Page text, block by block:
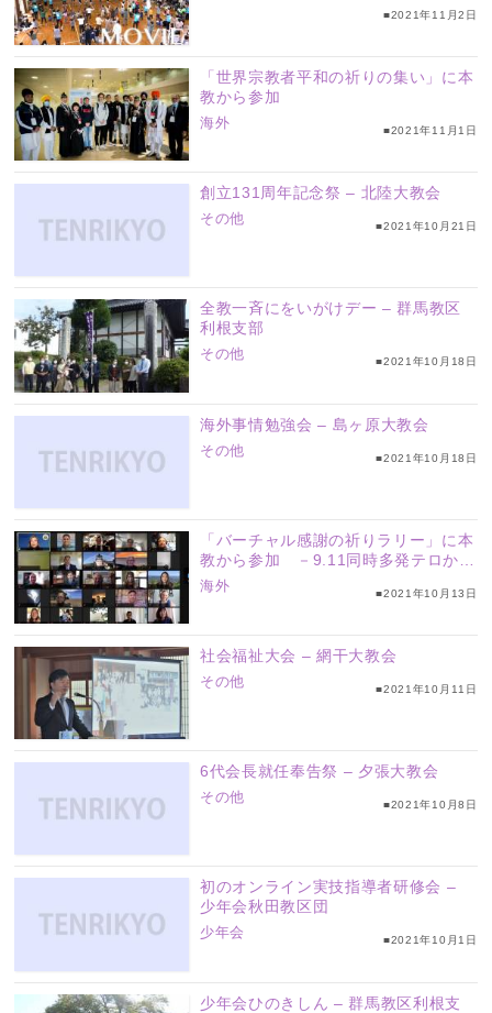
■2021年11月2日
「世界宗教者平和の祈りの集い」に本
教から参加
海外
■2021年11月1日
創立131周年記念祭 – 北陸大教会
その他
■2021年10月21日
全教一斉にをいがけデー – 群馬教区
利根支部
その他
■2021年10月18日
海外事情勉強会 – 島ヶ原大教会
その他
■2021年10月18日
「バーチャル感謝の祈りラリー」に本
教から参加 －9.11同時多発テロから
20年－
海外 ■2021年10月13日
社会福祉大会 – 網干大教会
その他
■2021年10月11日
6代会長就任奉告祭 – 夕張大教会
その他
■2021年10月8日
初のオンライン実技指導者研修会 –
少年会秋田教区団
少年会
■2021年10月1日
少年会ひのきしん – 群馬教区利根支